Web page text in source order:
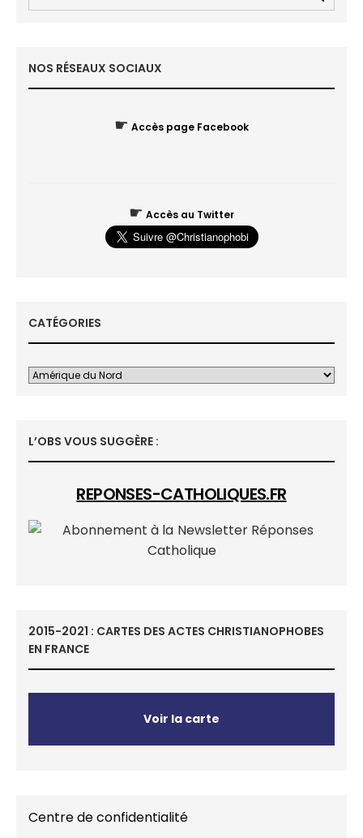
NOS RÉSEAUX SOCIAUX
☛ Accès page Facebook
☛ Accès au Twitter
CATÉGORIES
L’OBS VOUS SUGGÈRE :
REPONSES-CATHOLIQUES.FR
2015-2021 : CARTES DES ACTES CHRISTIANOPHOBES
EN FRANCE
Voir la carte
Centre de confidentialité